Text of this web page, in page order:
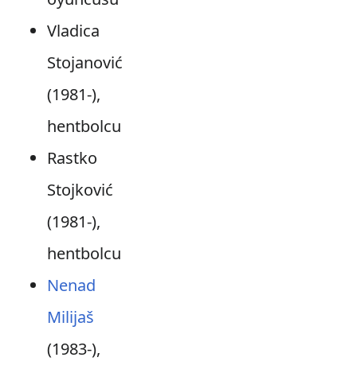
Vladica
Stojanović
(1981-),
hentbolcu
Rastko
Stojković
(1981-),
hentbolcu
Nenad
Milijaš
(1983-),